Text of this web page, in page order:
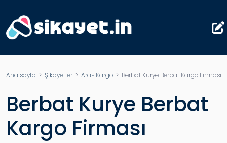
Ana sayfa > Şikayetler> Aras Kargo > Berbat Kurye Berbat Kargo Firması
Berbat Kurye Berbat
Kargo Firması